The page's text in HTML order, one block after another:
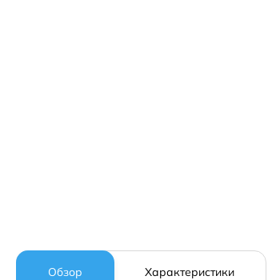
Обзор Характеристики